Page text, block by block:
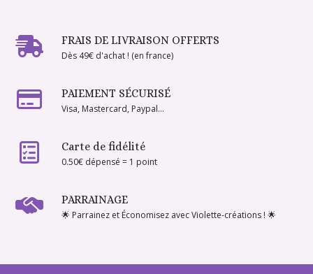
FRAIS DE LIVRAISON OFFERTS
Dès 49€ d'achat ! (en france)
PAIEMENT SÉCURISÉ
Visa, Mastercard, Paypal...
Carte de fidélité
0.50€ dépensé = 1 point
PARRAINAGE
🌟 Parrainez et Économisez avec Violette-créations ! 🌟